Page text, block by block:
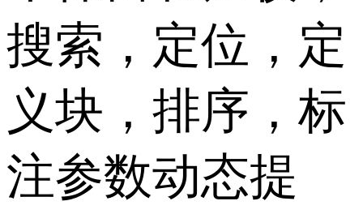
搜索，定位，定
义块，排序，标
注参数动态提